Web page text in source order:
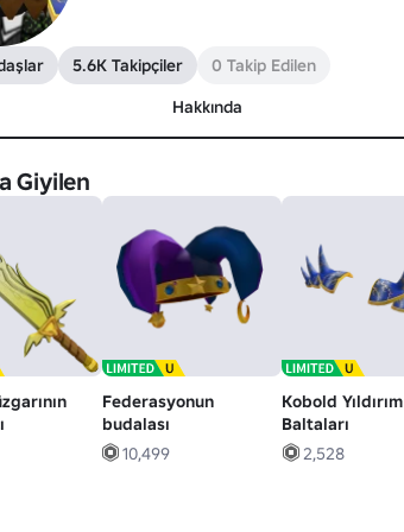
5.6K Takipçiler
0 Takip Edilen
Hakkında
Giyilen
Federasyonun
budalası
10,499
Kobold Yıldırım
Baltaları
2,528